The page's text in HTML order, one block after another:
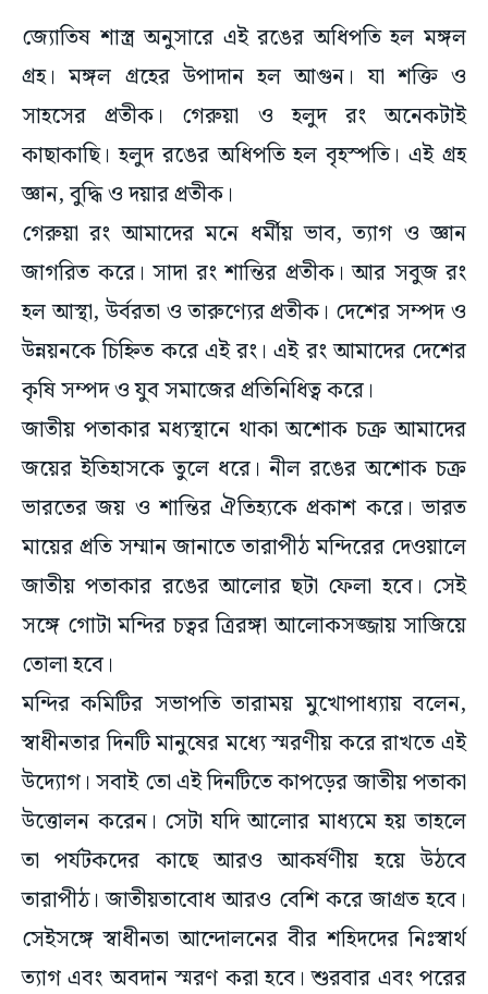
জ্যোতিষ শাস্ত্র অনুসারে এই রঙের অধিপতি হল মঙ্গল
গ্রহ। মঙ্গল গ্রহের উপাদান হল আগুন। যা শক্তি ও
সাহসের প্রতীক। গেরুয়া ও হলুদ রং অনেকটাই
কাছাকাছি। হলুদ রঙের অধিপতি হল বৃহস্পতি। এই গ্রহ
জ্ঞান, বুদ্ধি ও দয়ার প্রতীক।
গেরুয়া রং আমাদের মনে ধর্মীয় ভাব, ত্যাগ ও জ্ঞান
জাগরিত করে। সাদা রং শান্তির প্রতীক। আর সবুজ রং
হল আস্থা, উর্বরতা ও তারুণ্যের প্রতীক। দেশের সম্পদ ও
উন্নয়নকে চিহ্নিত করে এই রং। এই রং আমাদের দেশের
কৃষি সম্পদ ও যুব সমাজের প্রতিনিধিত্ব করে।
জাতীয় পতাকার মধ্যস্থানে থাকা অশোক চক্র আমাদের
জয়ের ইতিহাসকে তুলে ধরে। নীল রঙের অশোক চক্র
ভারতের জয় ও শান্তির ঐতিহ্যকে প্রকাশ করে। ভারত
মায়ের প্রতি সম্মান জানাতে তারাপীঠ মন্দিরের দেওয়ালে
জাতীয় পতাকার রঙের আলোর ছটা ফেলা হবে। সেই
সঙ্গে গোটা মন্দির চত্বর ত্রিরঙ্গা আলোকসজ্জায় সাজিয়ে
তোলা হবে।
মন্দির কমিটির সভাপতি তারাময় মুখোপাধ্যায় বলেন,
স্বাধীনতার দিনটি মানুষের মধ্যে স্মরণীয় করে রাখতে এই
উদ্যোগ। সবাই তো এই দিনটিতে কাপড়ের জাতীয় পতাকা
উত্তোলন করেন। সেটা যদি আলোর মাধ্যমে হয় তাহলে
তা পর্যটকদের কাছে আরও আকর্ষণীয় হয়ে উঠবে
তারাপীঠ। জাতীয়তাবোধ আরও বেশি করে জাগ্রত হবে।
সেইসঙ্গে স্বাধীনতা আন্দোলনের বীর শহিদদের নিঃস্বার্থ
ত্যাগ এবং অবদান স্মরণ করা হবে। শুরবার এবং পরের